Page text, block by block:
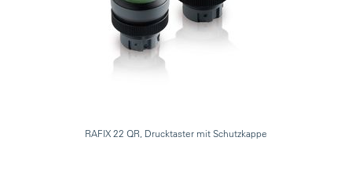
RAFIX 22 QR, Drucktaster mit Schutzkappe